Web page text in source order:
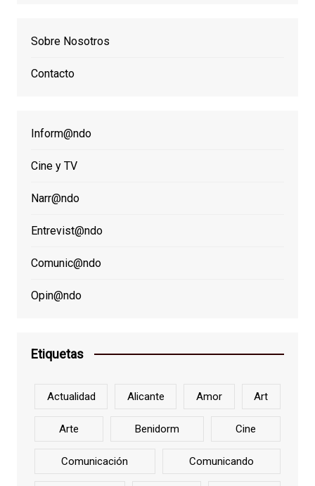
Sobre Nosotros
Contacto
Inform@ndo
Cine y TV
Narr@ndo
Entrevist@ndo
Comunic@ndo
Opin@ndo
Etiquetas
Actualidad Alicante Amor Art
Arte Benidorm Cine
Comunicación Comunicando